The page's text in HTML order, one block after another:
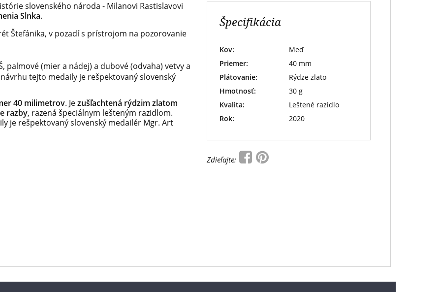
slovenského národa - Milanovi Rastislavovi
Slnka.
Štefánika, v pozadí s prístrojom na pozorovanie
palmové (mier a nádej) a dubové (odvaha) vetvy a
tejto medaily je rešpektovaný slovenský
40 milimetrov. Jezušľachtená rýdzim zlatom
razby, razená špeciálnym lešteným razidlom.
je rešpektovaný slovenský medailér Mgr. Art
Špecifikácia
Kov:
Meď
Priemer:
40 mm
Plátovanie:
Rýdze zlato
Hmotnosť:
30 g
Kvalita:
Leštené razidlo
Rok:
2020
Zdieľajte: